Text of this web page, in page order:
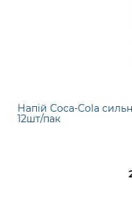
Напій Coca-Cola
12шт/пак